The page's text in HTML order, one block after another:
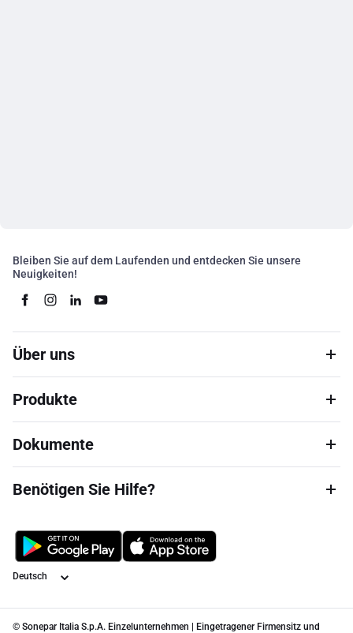
Bleiben Sie auf dem Laufenden und entdecken Sie unsere
Neuigkeiten!
Über uns
Produkte
Dokumente
Benötigen Sie Hilfe?
Sprache
© Sonepar Italia S.p.A. Einzelunternehmen | Eingetragener Firmensitz und